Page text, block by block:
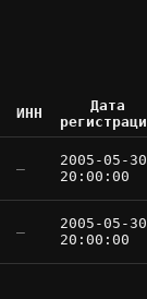
ИНН
Дата
—
2005-05-30
20:00:00
—
2005-05-30
20:00:00